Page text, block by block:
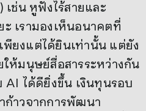
ช่น หูฟังไร้สายและ
เรามองเห็นอนาคตที่
พียงแต่ได้ยินเท่านั้น แต่ยัง
ให้มนุษย์สื่อสารระหว่างกัน
AI ได้ดียิ่งขึ้น เงินทุนรอบ
ก้าวจากการพัฒนา